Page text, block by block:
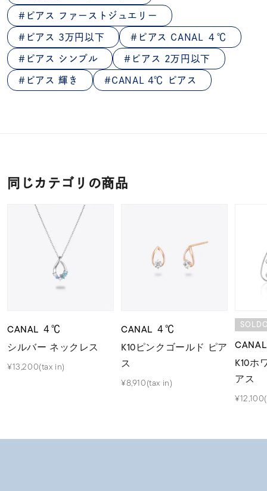
ピアス ファーストジュエリー
ピアス 3万円以下 ピアス CANAL ４℃
ピアス シンプル ピアス 2万円以下
ピアス 輝き CANAL 4℃ ピアス
同じカテゴリの商品
CANAL ４℃
シルバー ネックレス
¥13,200(tax in)
CANAL ４℃
K10ピンクゴールド ピア
ス
¥8,910(tax in)
K10ホ
アス